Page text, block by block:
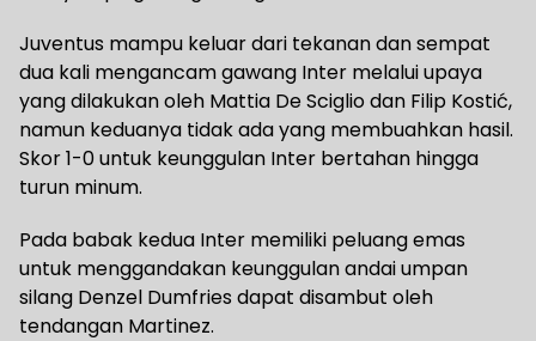
Juventus mampu keluar dari tekanan dan sempat
dua kali mengancam gawang Inter melalui upaya
yang dilakukan oleh Mattia De Sciglio dan Filip Kostić,
namun keduanya tidak ada yang membuahkan hasil.
Skor 1-0 untuk keunggulan Inter bertahan hingga
turun minum.
Pada babak kedua Inter memiliki peluang emas
untuk menggandakan keunggulan andai umpan
silang Denzel Dumfries dapat disambut oleh
tendangan Martinez.